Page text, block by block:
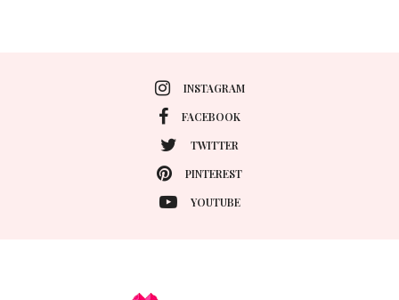
INSTAGRAM
FACEBOOK
TWITTER
PINTEREST
YOUTUBE